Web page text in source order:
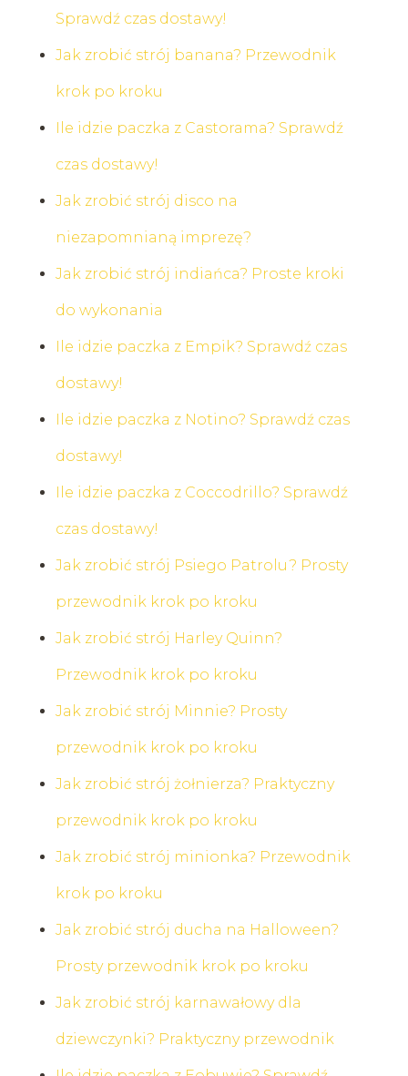
Sprawdź czas dostawy!
Jak zrobić strój banana? Przewodnik
krok po kroku
Ile idzie paczka z Castorama? Sprawdź
czas dostawy!
Jak zrobić strój disco na
niezapomnianą imprezę?
Jak zrobić strój indiańca? Proste kroki
do wykonania
Ile idzie paczka z Empik? Sprawdź czas
dostawy!
Ile idzie paczka z Notino? Sprawdź czas
dostawy!
Ile idzie paczka z Coccodrillo? Sprawdź
czas dostawy!
Jak zrobić strój Psiego Patrolu? Prosty
przewodnik krok po kroku
Jak zrobić strój Harley Quinn?
Przewodnik krok po kroku
Jak zrobić strój Minnie? Prosty
przewodnik krok po kroku
Jak zrobić strój żołnierza? Praktyczny
przewodnik krok po kroku
Jak zrobić strój minionka? Przewodnik
krok po kroku
Jak zrobić strój ducha na Halloween?
Prosty przewodnik krok po kroku
Jak zrobić strój karnawałowy dla
dziewczynki? Praktyczny przewodnik